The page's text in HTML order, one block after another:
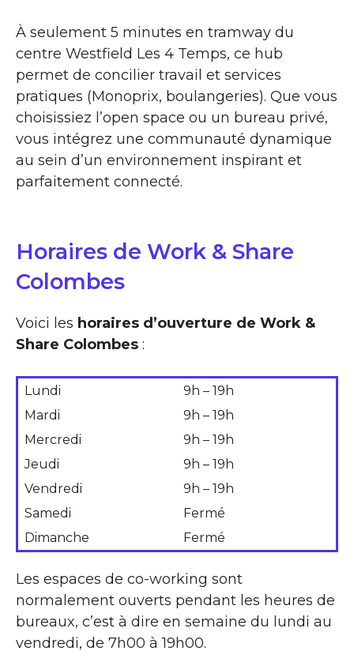
À seulement 5 minutes en tramway du
centre Westfield Les 4 Temps, ce hub
permet de concilier travail et services
pratiques (Monoprix, boulangeries). Que vous
choisissiez l’open space ou un bureau privé,
vous intégrez une communauté dynamique
au sein d’un environnement inspirant et
parfaitement connecté.
Horaires de Work & Share
Colombes
Voici les horaires d’ouverture de Work &
Share Colombes :
Lundi
9h – 19h
Mardi
9h – 19h
Mercredi
9h – 19h
Jeudi
9h – 19h
Vendredi
9h – 19h
Samedi
Fermé
Dimanche
Fermé
Les espaces de co-working sont
normalement ouverts pendant les heures de
bureaux, c’est à dire en semaine du lundi au
vendredi, de 7h00 à 19h00.